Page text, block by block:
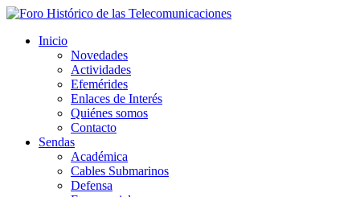
Inicio
Novedades
Actividades
Efemérides
Enlaces de Interés
Quiénes somos
Contacto
Sendas
Académica
Cables Submarinos
Defensa